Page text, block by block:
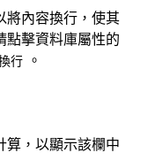
將內容換行，使其
點擊資料庫屬性的
行 。
算，以顯示該欄中